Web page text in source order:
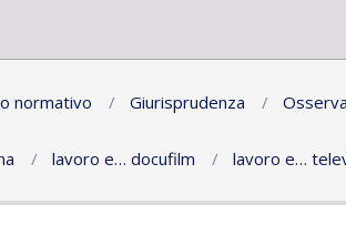
normativo Giurisprudenza
lavoro e… docufilm lavoro e…